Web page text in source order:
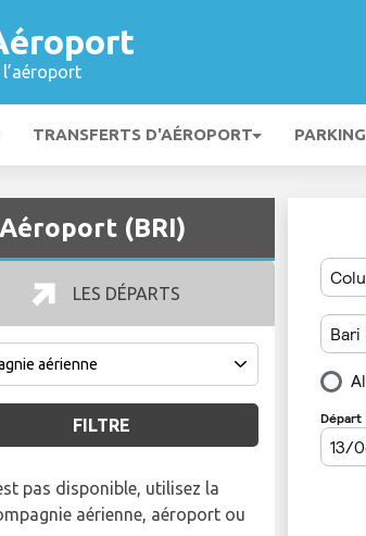
TRANSFERTS D'AÉROPORT PARKING
(BRI)
LES DÉPARTS
FILTRE
pas disponible, utilisez la
aérienne, aéroport ou